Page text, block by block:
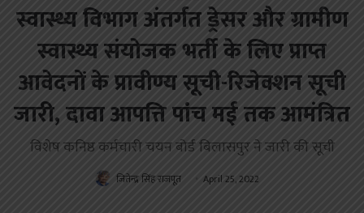
स्वास्थ्य विभाग अंतर्गत ड्रेसर और ग्रामीण
स्वास्थ्य संयोजक भर्ती के लिए प्राप्त
आवेदनों के प्रावीण्य सूची-रिजेक्शन सूची
जारी, दावा आपत्ति पांच मई तक आमंत्रित
विशेष कनिष्ठ कर्मचारी चयन बोर्ड बिलासपुर ने जारी की सूची
जितेन्द्र सिंह राजपूत April 25, 2022